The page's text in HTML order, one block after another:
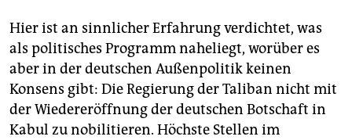
Hier ist an sinnlicher Erfahrung verdichtet, was
als politisches Programm naheliegt, worüber es
aber in der deutschen Außenpolitik keinen
Konsens gibt: Die Regierung der Taliban nicht mit
der Wiedereröffnung der deutschen Botschaft in
Kabul zu nobilitieren. Höchste Stellen im